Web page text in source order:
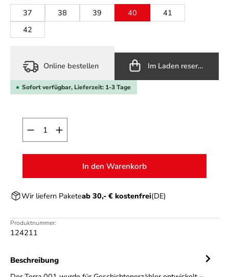
37
38 39 40
41
42
Online bestellen Im Laden reservieren
Sofort verfügbar, Lieferzeit: 1-3 Tage
Produkt Anzahl: Gib den gewünschten Wert
In den Warenkorb
Wir liefern Paketeab 30,- € kostenfrei(DE)
Produktnummer:
124211
Beschreibung